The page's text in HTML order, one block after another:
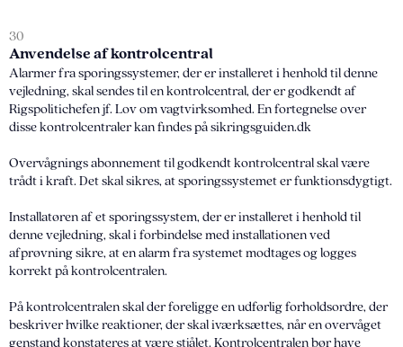
30
Anvendelse af kontrolcentral
Alarmer fra sporingssystemer, der er installeret i henhold til denne
vejledning, skal sendes til en kontrolcentral, der er godkendt af
Rigspolitichefen jf. Lov om vagtvirksomhed. En fortegnelse over
disse kontrolcentraler kan findes på sikringsguiden.dk
Overvågnings abonnement til godkendt kontrolcentral skal være
trådt i kraft. Det skal sikres, at sporingssystemet er funktionsdygtigt.
Installatøren af et sporingssystem, der er installeret i henhold til
denne vejledning, skal i forbindelse med installationen ved
afprøvning sikre, at en alarm fra systemet modtages og logges
korrekt på kontrolcentralen.
På kontrolcentralen skal der foreligge en udførlig forholdsordre, der
beskriver hvilke reaktioner, der skal iværksættes, når en overvåget
genstand konstateres at være stjålet. Kontrolcentralen bør have